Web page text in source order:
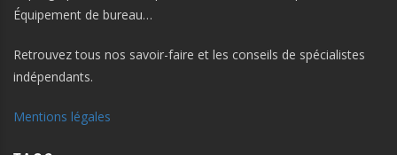
Équipement de bureau…
Retrouvez tous nos savoir-faire et les conseils de spécialistes
indépendants.
Mentions légales